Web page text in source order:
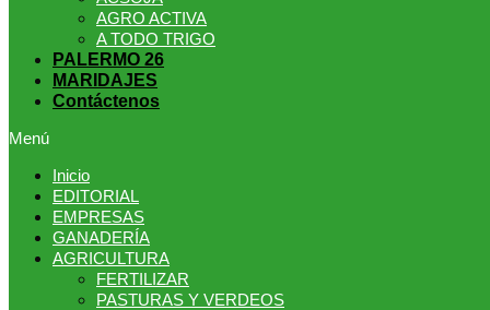
AGRO ACTIVA
A TODO TRIGO
PALERMO 26
MARIDAJES
Contáctenos
Menú
Inicio
EDITORIAL
EMPRESAS
GANADERÍA
AGRICULTURA
FERTILIZAR
PASTURAS Y VERDEOS